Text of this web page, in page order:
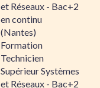
et Réseaux - Bac+2
en continu
(Nantes)
Formation
Technicien
Supérieur Systèmes
et Réseaux - Bac+2